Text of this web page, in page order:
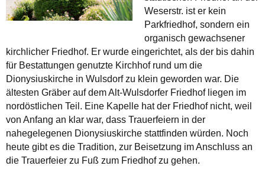
Weserstr. ist er kein
Parkfriedhof, sondern ein
organisch gewachsener
kirchlicher Friedhof. Er wurde eingerichtet, als der bis dahin
für Bestattungen genutzte Kirchhof rund um die
Dionysiuskirche in Wulsdorf zu klein geworden war. Die
ältesten Gräber auf dem Alt-Wulsdorfer Friedhof liegen im
nordöstlichen Teil. Eine Kapelle hat der Friedhof nicht, weil
von Anfang an klar war, dass Trauerfeiern in der
nahegelegenen Dionysiuskirche stattfinden würden. Noch
heute gibt es die Tradition, zur Beisetzung im Anschluss an
die Trauerfeier zu Fuß zum Friedhof zu gehen.